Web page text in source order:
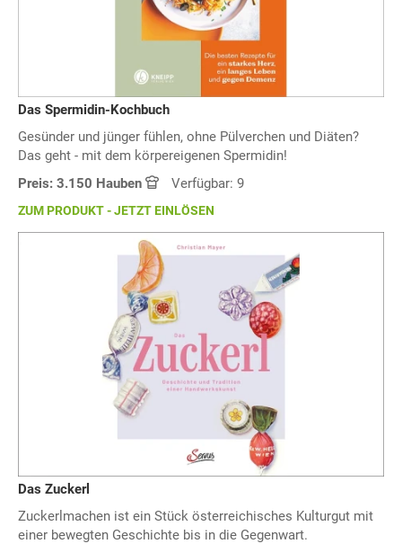
Das Spermidin-Kochbuch
Gesünder und jünger fühlen, ohne Pülverchen und Diäten?
Das geht - mit dem körpereigenen Spermidin!
Preis: 3.150 Hauben
Verfügbar: 9
ZUM PRODUKT - JETZT EINLÖSEN
Das Zuckerl
Zuckerlmachen ist ein Stück österreichisches Kulturgut mit
einer bewegten Geschichte bis in die Gegenwart.